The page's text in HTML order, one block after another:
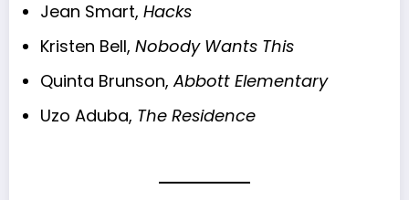
Jean Smart, Hacks
Kristen Bell, Nobody Wants This
Quinta Brunson,Abbott Elementary
Uzo Aduba, The Residence